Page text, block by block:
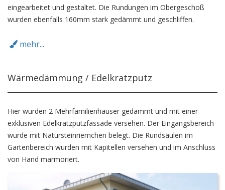
eingearbeitet und gestaltet. Die Rundungen im Obergeschoß
wurden ebenfalls 160mm stark gedämmt und geschliffen.
mehr...
Wärmedämmung / Edelkratzputz
Hier wurden 2 Mehrfamilienhäuser gedämmt und mit einer
exklusiven Edelkratzputzfassade versehen. Der Eingangsbereich
wurde mit Natursteinriemchen belegt. Die Rundsäulen im
Gartenbereich wurden mit Kapitellen versehen und im Anschluss
von Hand marmoriert.